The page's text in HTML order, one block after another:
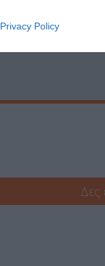
Privacy Policy
Δες